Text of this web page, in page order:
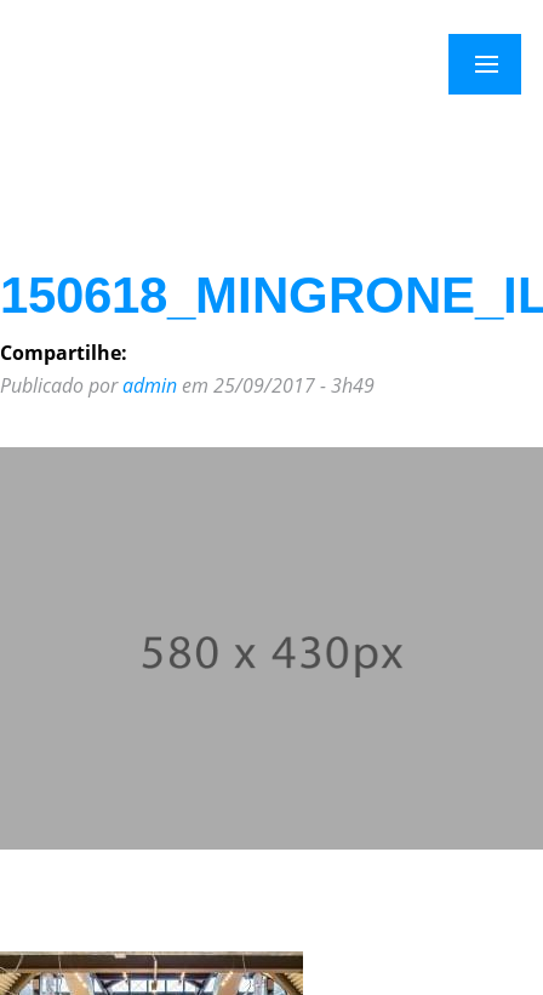
Menu
Compartilhe:
Publicado poradmin em 25/09/2017 - 3h49